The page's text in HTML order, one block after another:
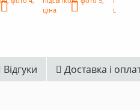
Відгуки Доставка і